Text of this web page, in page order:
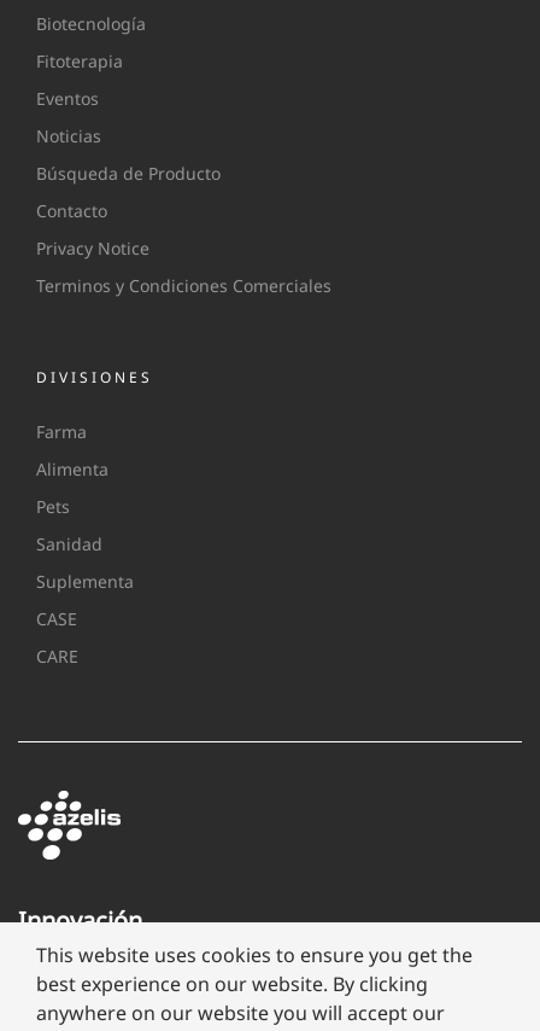
Biotecnología
Fitoterapia
Eventos
Noticias
Búsqueda de Producto
Contacto
Privacy Notice
Terminos y Condiciones Comerciales
DIVISIONES
Farma
Alimenta
Pets
Sanidad
Suplementa
CASE
CARE
Innovación
través
de
This website uses cookies to ensure you get the
best experience on our website. By clicking
anywhere on our website you will accept our